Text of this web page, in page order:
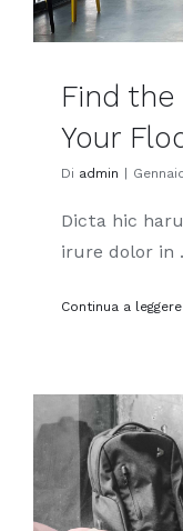
Find
Your
Di admin
Dicta hic
irure dolor in
Continua a leggere